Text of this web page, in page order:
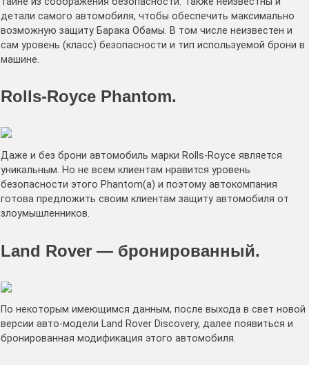
детали самого автомобиля, чтобы обеспечить максимально
возможную защиту Барака Обамы. В том числе неизвестен и
сам уровень (класс) безопасности и тип используемой брони в
машине.
Rolls-Royce Phantom.
Даже и без брони автомобиль марки Rolls-Royce является
уникальным. Но не всем клиентам нравится уровень
безопасности этого Phantom(а) и поэтому автокомпания
готова предложить своим клиентам защиту автомобиля от
злоумышленников.
Land Rover — бронированный.
По некоторым имеющимся данным, после выхода в свет новой
версии авто-модели Land Rover Discovery, далее появиться и
бронированная модификация этого автомобиля.